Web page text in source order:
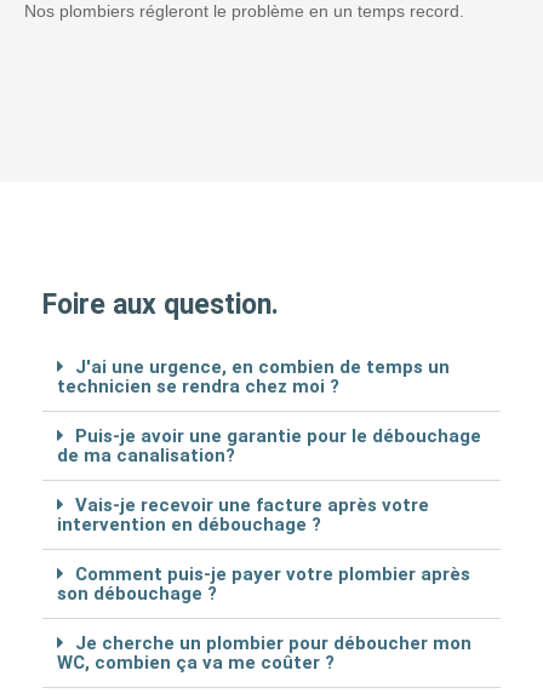
Nos plombiers régleront le problème en un temps record.
Foire aux question.
J'ai une urgence, en combien de temps un
technicien se rendra chez moi ?
Puis-je avoir une garantie pour le débouchage
de ma canalisation?
Vais-je recevoir une facture après votre
intervention en débouchage ?
Comment puis-je payer votre plombier après
son débouchage ?
Je cherche un plombier pour déboucher mon
WC, combien ça va me coûter ?